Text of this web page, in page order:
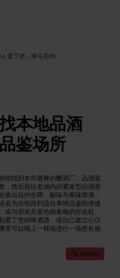
爱丁堡，海马克特/
本地品酒
鉴场所
你找到本市最棒的酿酒厂、品酒室
，然后前往老城内的紧凑型品酒室
换出品的生啤、酸味与果味啤酒，
会为你指路到适合单独品鉴的便捷
与朋友共度热闹夜晚的好去处。
爱丁堡的啤酒游，或自己建立心仪
里可以喝上一杯或进行一场悠长放
8 分钟阅读